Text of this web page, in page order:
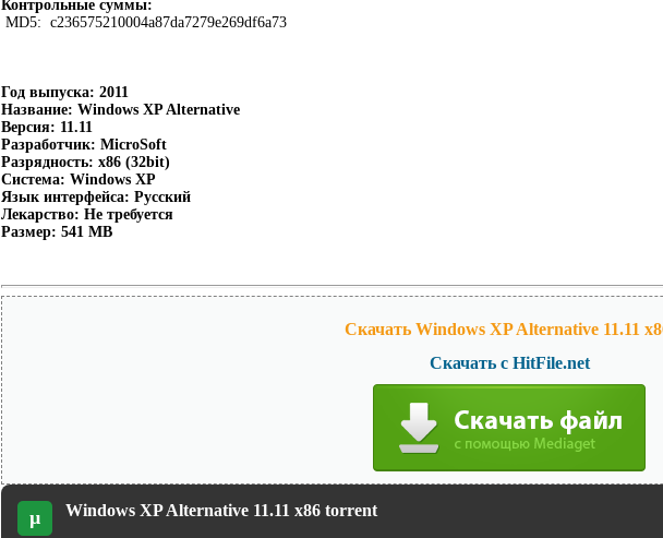
Контрольные суммы:
MD5: c236575210004a87da7279e269df6a73
Год выпуска: 2011
Название: Windows XP Alternative
Версия: 11.11
Разработчик: MicroSoft
Разрядность: x86 (32bit)
Система: Windows ХР
Язык интерфейса: Русский
Лекарство: Не требуется
Размер: 541 MB
Скачать Windows XP Alternative 11.11
Скачать с HitFile.net
µ Windows XP Alternative 11.11 х86 torrent